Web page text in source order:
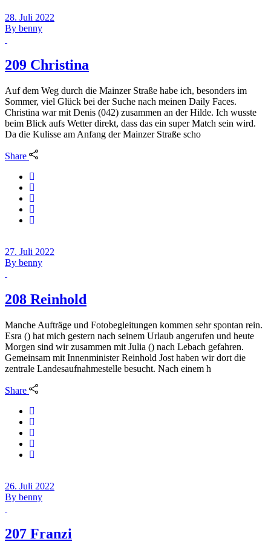
28. Juli 2022
By benny
209 Christina
Auf dem Weg durch die Mainzer Straße habe ich, besonders im
Sommer, viel Glück bei der Suche nach meinen Daily Faces.
Christina war mit Denis (042) zusammen an der Hilde. Ich wusste
beim Blick aufs Wetter direkt, dass das ein super Match sein wird.
Da die Kulisse am Anfang der Mainzer Straße scho
Share
27. Juli 2022
By benny
208 Reinhold
Manche Aufträge und Fotobegleitungen kommen sehr spontan rein.
Esra () hat mich gestern nach seinem Urlaub angerufen und heute
Morgen sind wir zusammen mit Julia () nach Lebach gefahren.
Gemeinsam mit Innenminister Reinhold Jost haben wir dort die
zentrale Landesaufnahmestelle besucht. Nach einem h
Share
26. Juli 2022
By benny
207 Franzi